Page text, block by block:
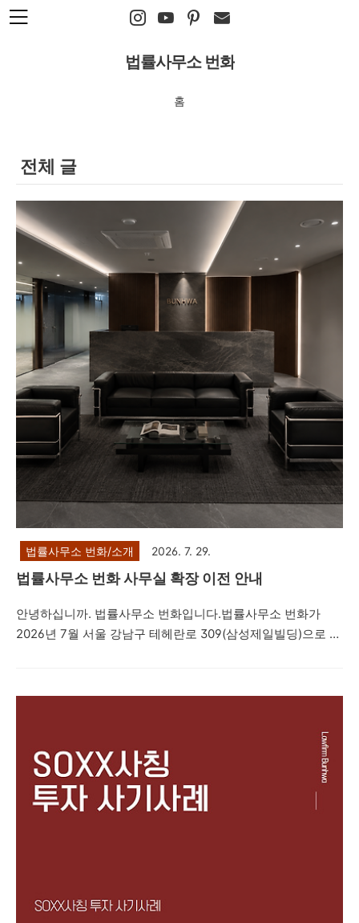
본문 바로가기
법률사무소 번화
홈
전체 글
법률사무소 번화/소개 2026. 7. 29.
법률사무소 번화 사무실 확장 이전 안내
안녕하십니까. 법률사무소 번화입니다.법률사무소 번화가
2026년 7월 서울 강남구 테헤란로 309(삼성제일빌딩)으로 확
었습니다. ▪ 지하철 : 2호선 선릉역 5번 출구 도보 3분▪ 주차 :
서울시 강남구 역삼로 112, 9층 (밀브리지홀) 이전 후 주소서울
시 강남구 테헤란로 309, 9층 (삼성제일빌딩)앞으로도 변함없
는 신뢰와 최선의 법률 서비스로 보답하겠습니다.감사합니다.